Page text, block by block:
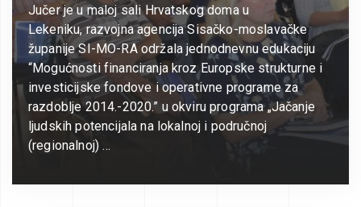
Jučer je u maloj sali Hrvatskog doma u
Lekeniku, razvojna agencija Sisačko-moslavačke
županije SI-MO-RA održala jednodnevnu edukaciju
“Mogućnosti financiranja kroz Europske strukturne i
investicijske fondove i operativne programe za
razdoblje 2014.-2020.” u okviru programa „Jačanje
ljudskih potencijala na lokalnoj i područnoj
(regionalnoj) …